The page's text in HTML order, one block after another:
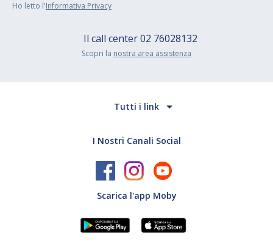
Ho letto l'Informativa Privacy
Il call center02 76028132
Scopri la nostra area assistenza
Tutti i link
I Nostri Canali Social
Scarica l'app Moby